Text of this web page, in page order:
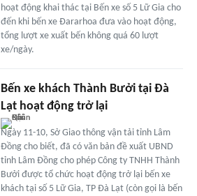
hoạt động khai thác tại Bến xe số 5 Lữ Gia cho
đến khi bến xe Đararhoa đưa vào hoạt động,
tổng lượt xe xuất bến không quá 60 lượt
xe/ngày.
Bến xe khách Thành Bưởi tại Đà
Lạt hoạt động trở lại
Ngày 11-10, Sở Giao thông vận tải tỉnh Lâm
Đồng cho biết, đã có văn bản đề xuất UBND
tỉnh Lâm Đồng cho phép Công ty TNHH Thành
Bưởi được tổ chức hoạt động trở lại bến xe
khách tại số 5 Lữ Gia, TP Đà Lạt (còn gọi là bến